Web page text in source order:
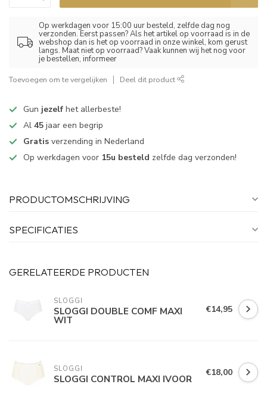
Op werkdagen voor 15:00 uur besteld, zelfde dag nog
verzonden. Eerst passen? Als het artikel op voorraad is in de
webshop dan is het op voorraad in onze winkel, kom gerust
langs. Maat niet op voorraad? Vaak kunnen wij het nog voor
je bestellen, informeer
Toevoegen om te vergelijken Deel dit product
Gun jezelf het allerbeste!
Al 45 jaar een begrip
Gratis verzending in Nederland
Op werkdagen voor 15u besteld zelfde dag verzonden!
PRODUCTOMSCHRIJVING
SPECIFICATIES
GERELATEERDE PRODUCTEN
SLOGGI
SLOGGI DOUBLE COMF MAXI
WIT
€14,95
SLOGGI
SLOGGI CONTROL MAXI IVOOR €18,00